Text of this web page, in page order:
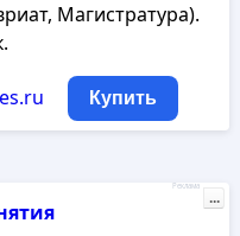
Магистратура).
Купить
Реклама
...